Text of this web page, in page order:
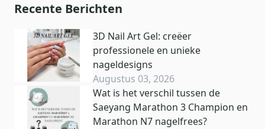
Recente Berichten
3D Nail Art Gel: creëer
professionele en unieke
nageldesigns
Augustus 03, 2026
Wat is het verschil tussen de
Saeyang Marathon 3 Champion en
Marathon N7 nagelfrees?